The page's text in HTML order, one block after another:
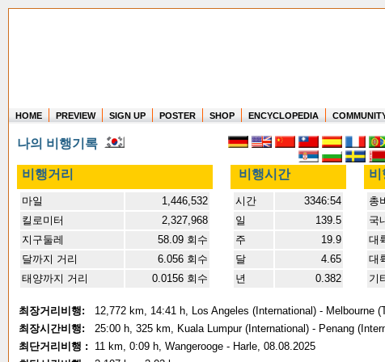
Where in the world have you flown?
How long have you been in the air?
Create your own FlightMemory and see!
HOME PREVIEW SIGN UP POSTER SHOP ENCYCLOPEDIA
나의 비행기록
비행거리 비행시간 비
마일
1,446,532
킬로미터
2,327,968
지구둘레
58.09 회수
달까지 거리
6.056 회수
태양까지 거리
0.0156 회수
시간
3346:54
일
139.5
주
19.9
달
4.65
년
0.382
총
국
대
대
기
최장거리비행:
12,772 km, 14:41 h, Los Angeles (International) - Melbourne
최장시간비행:
25:00 h, 325 km, Kuala Lumpur (International) - Penang
최단거리비행 :
11 km, 0:09 h, Wangerooge - Harle, 08.08.2025